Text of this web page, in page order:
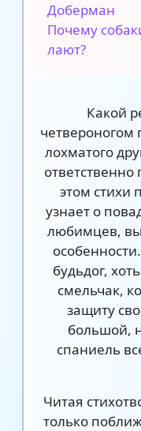
Доберман
Почему
лают?
Какой
четвероногом
лохматого
ответственно
этом стихи
узнает о
любимцев,
будьдог,
смельчак,
защиту
большой,
спаниель
Читая
только